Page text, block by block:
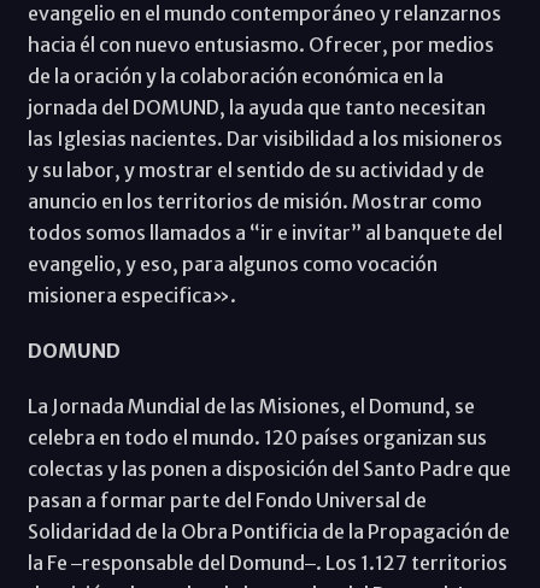
evangelio en el mundo contemporáneo y relanzarnos
hacia él con nuevo entusiasmo. Ofrecer, por medios
de la oración y la colaboración económica en la
jornada del DOMUND, la ayuda que tanto necesitan
las Iglesias nacientes. Dar visibilidad a los misioneros
y su labor, y mostrar el sentido de su actividad y de
anuncio en los territorios de misión. Mostrar como
todos somos llamados a “ir e invitar” al banquete del
evangelio, y eso, para algunos como vocación
misionera especifica».
DOMUND
La Jornada Mundial de las Misiones, el Domund, se
celebra en todo el mundo. 120 países organizan sus
colectas y las ponen a disposición del Santo Padre que
pasan a formar parte del Fondo Universal de
Solidaridad de la Obra Pontificia de la Propagación de
la Fe ‒responsable del Domund‒. Los 1.127 territorios